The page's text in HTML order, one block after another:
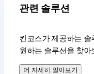
관련 솔루션
킨코스가 제공하는
원하는 솔루션을 찾아
더 자세히 알아보기